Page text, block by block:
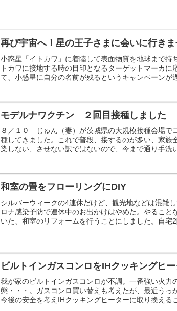
再び宇宙へ！星の王子さまに会いに行き
小惑星「イトカワ」に着陸して表面物質を地球まで持
トカワに接地する時の目印となるターゲットマーカ
て、小惑星に自分の名前が残るというキャンペーンが
モデルナワクチン ２回目接種しました
８／１０ じゅん（妻）が茨城県の大規模接種会場
種してきました。これで普段、接するのが多い、家
染しない、させない訳ではないので、今まで通り手洗
和室の畳をフローリングにDIY
シルバーウィークの4連休だけど、観光地などは混雑
ロナ感染予防で連休中のお出かけはやめた。やるこ
いた、和室のリフォームを行うことにしました。自宅2
ビルトインガスコンロをIHクッキングヒー
我が家のビルトインガスコンロが不調。一番強い火力
態・・・。ガスコンロ買い替えも考えたが、最近う
今後の安全を考えIHクッキングヒーターに取り換える